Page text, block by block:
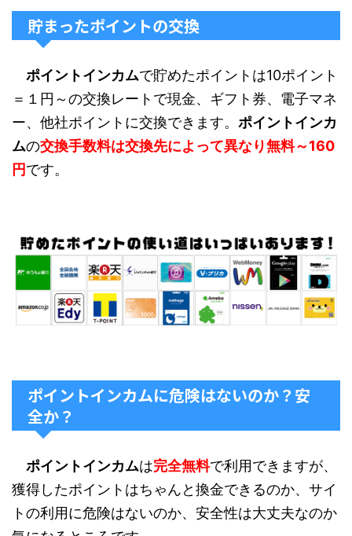
貯まったポイントの交換
ポイントインカムで貯めたポイントは10ポイント
＝１円～の交換レートで現金、ギフト券、電子マネ
ー、他社ポイントに交換できます。 ポイントインカ
ムの交換手数料は交換先によって異なり無料～160
円です。
ポイントインカムに危険はないのか？安
全か？
ポイントインカムは完全無料で利用できますが、
獲得したポイントはちゃんと換金できるのか、サイ
トの利用に危険はないのか、安全性は大丈夫なのか